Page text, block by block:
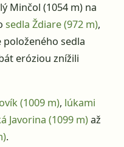
Minčol (1054 m) na
sedla Ždiare (972 m),
položeného sedla
eróziou znížili
(1009 m), lúkami
Javorina (1099 m)až
.